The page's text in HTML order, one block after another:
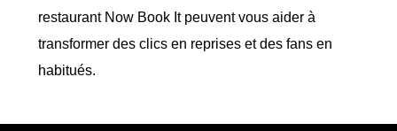
restaurant Now Book It peuvent vous aider à
transformer des clics en reprises et des fans en
habitués.